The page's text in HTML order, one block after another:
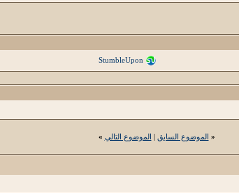
StumbleUpon
« الموضوع السابق | الموضوع التالي »